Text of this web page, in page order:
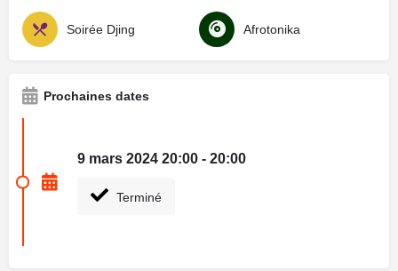
Soirée Djing Afrotonika
Prochaines dates
9 mars 2024 20:00 - 20:00
Terminé